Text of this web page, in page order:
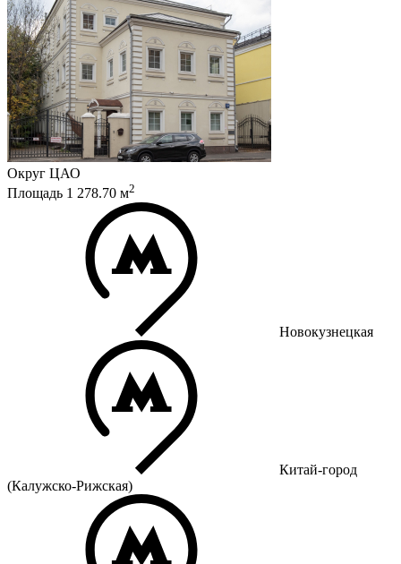
Округ ЦАО
Площадь 1 278.70 м2
Новокузнецкая
Китай-город
(Калужско-Рижская)